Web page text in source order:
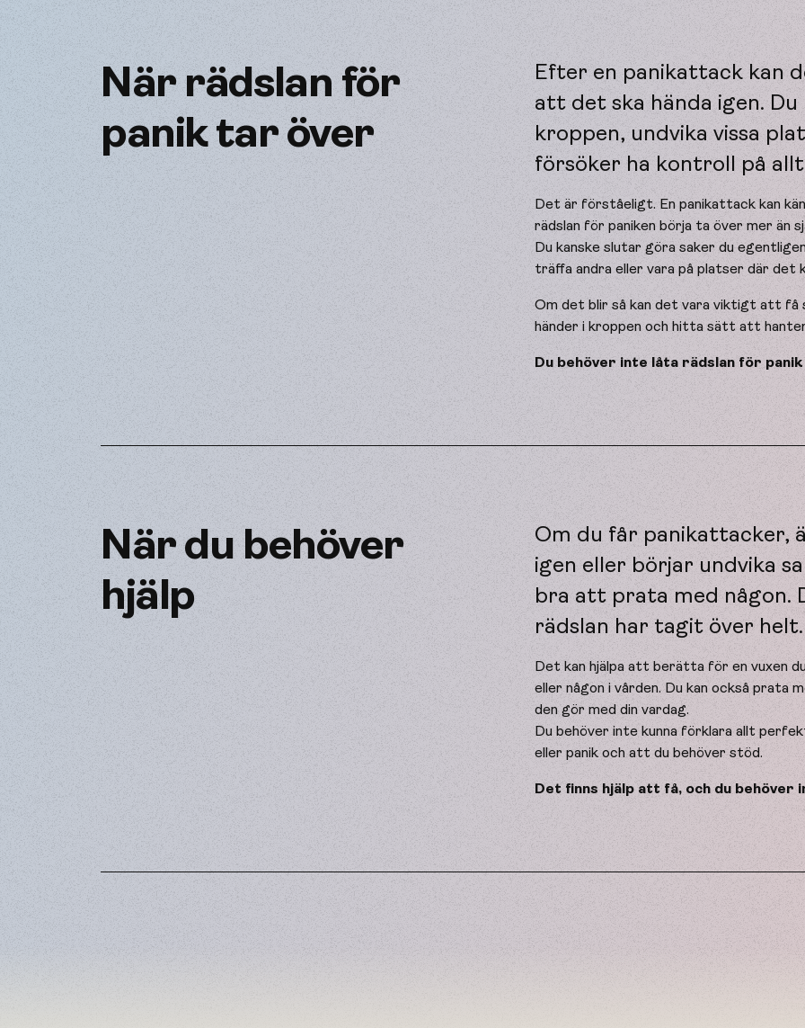
När rädslan för
panik tar över
Efter en panikattack kan
att det ska hända igen.
kroppen, undvika vissa
försöker ha kontroll på
Det är förståeligt. En panikattack kan
rädslan för paniken börja ta över mer än
Du kanske slutar göra saker du
träffa andra eller vara på platser där det
Om det blir så kan det vara viktigt att få
händer i kroppen och hitta sätt att
Du behöver inte låta rädslan för
När du behöver
hjälp
Om du får panikattacker,
igen eller börjar undvika
bra att prata med någon.
rädslan har tagit över helt.
Det kan hjälpa att berätta för en vuxen
eller någon i vården. Du kan också prata
den gör med din vardag.
Du behöver inte kunna förklara allt
eller panik och att du behöver stöd.
Det finns hjälp att få, och du behöver